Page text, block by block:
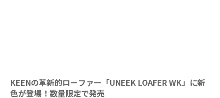
KEENの革新的ローファー「UNEEK LOAFER WK」に新
色が登場！数量限定で発売